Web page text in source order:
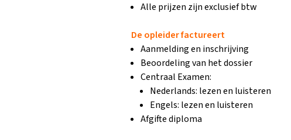
Alle prijzen zijn exclusief btw
De opleider factureert
Aanmelding en inschrijving
Beoordeling van het dossier
Centraal Examen:
Nederlands: lezen en luisteren
Engels: lezen en luisteren
Afgifte diploma